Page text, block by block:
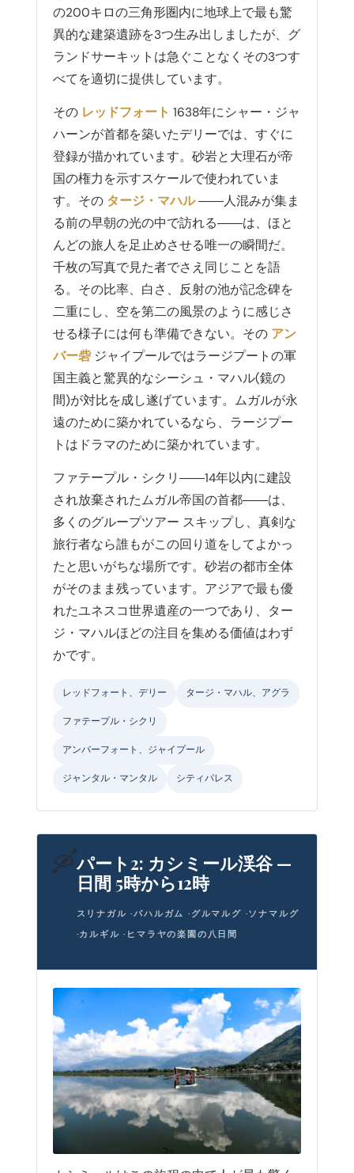
の200キロの三角形圏内に地球上で最も驚
異的な建築遺跡を3つ生み出しましたが、グ
ランドサーキットは急ぐことなくその3つす
べてを適切に提供しています。
その レッドフォート 1638年にシャー・ジャ
ハーンが首都を築いたデリーでは、すぐに
登録が描かれています。砂岩と大理石が帝
国の権力を示すスケールで使われていま
す。その タージ・マハル――人混みが集ま
る前の早朝の光の中で訪れる――は、ほと
んどの旅人を足止めさせる唯一の瞬間だ。
千枚の写真で見た者でさえ同じことを語
る。その比率、白さ、反射の池が記念碑を
二重にし、空を第二の風景のように感じさ
せる様子には何も準備できない。その アン
バー砦ジャイプールではラージプートの軍
国主義と驚異的なシーシュ・マハル(鏡の
間)が対比を成し遂げています。ムガルが永
遠のために築かれているなら、ラージプー
トはドラマのために築かれています。
ファテープル・シクリ――14年以内に建設
され放棄されたムガル帝国の首都――は、
多くのグループツアー スキップし、真剣な
旅行者なら誰もがこの回り道をしてよかっ
たと思いがちな場所です。砂岩の都市全体
がそのまま残っています。アジアで最も優
れたユネスコ世界遺産の一つであり、ター
ジ・マハルほどの注目を集める価値はわず
かです。
レッドフォート、デリー タージ・マハル、アグラ
ファテープル・シクリ
アンバーフォート、ジャイプール
ジャンタル・マンタル シティパレス
🛶パート2: カシミール渓谷 —
日間 5時から12時
スリナガル ·パハルガム ·グルマルグ ·ソナマルグ
·カルギル ·ヒマラヤの楽園の八日間